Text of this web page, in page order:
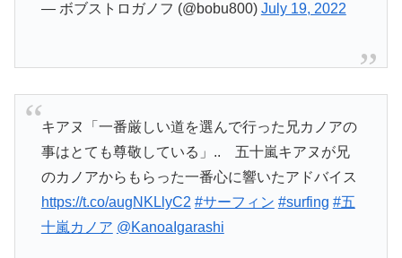
— ボブストロガノフ (@bobu800) July 19, 2022
キアヌ「一番厳しい道を選んで行った兄カノアの
事はとても尊敬している」.. 五十嵐キアヌが兄
のカノアからもらった一番心に響いたアドバイス
https://t.co/augNKLlyC2 #サーフィン #surfing #五
十嵐カノア @KanoaIgarashi